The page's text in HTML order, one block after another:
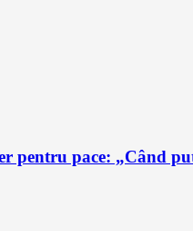
pentru pace: „Când